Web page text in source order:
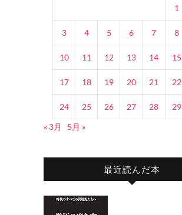
1
3 4 5 6 7 8
10 11 12 13 14 15
17 18 19 20 21 22
24 25 26 27 28 29
« 3月
5月 »
最近読んだ本